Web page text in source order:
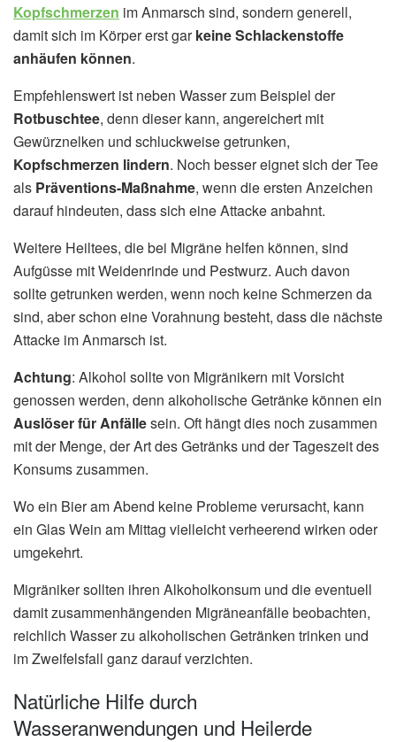
Kopfschmerzen im Anmarsch sind, sondern generell,
damit sich im Körper erst garkeine Schlackenstoffe
anhäufen können.
Empfehlenswert ist neben Wasser zum Beispiel der
Rotbuschtee, denn dieser kann, angereichert mit
Gewürznelken und schluckweise getrunken,
Kopfschmerzen lindern. Noch besser eignet sich der Tee
als Präventions-Maßnahme, wenn die ersten Anzeichen
darauf hindeuten, dass sich eine Attacke anbahnt.
Weitere Heiltees, die bei Migräne helfen können, sind
Aufgüsse mit Weidenrinde und Pestwurz. Auch davon
sollte getrunken werden, wenn noch keine Schmerzen da
sind, aber schon eine Vorahnung besteht, dass die nächste
Attacke im Anmarsch ist.
Achtung: Alkohol sollte von Migränikern mit Vorsicht
genossen werden, denn alkoholische Getränke können ein
Auslöser für Anfällesein. Oft hängt dies noch zusammen
mit der Menge, der Art des Getränks und der Tageszeit des
Konsums zusammen.
Wo ein Bier am Abend keine Probleme verursacht, kann
ein Glas Wein am Mittag vielleicht verheerend wirken oder
umgekehrt.
Migräniker sollten ihren Alkoholkonsum und die eventuell
damit zusammenhängenden Migräneanfälle beobachten,
reichlich Wasser zu alkoholischen Getränken trinken und
im Zweifelsfall ganz darauf verzichten.
Natürliche Hilfe durch
Wasseranwendungen und Heilerde